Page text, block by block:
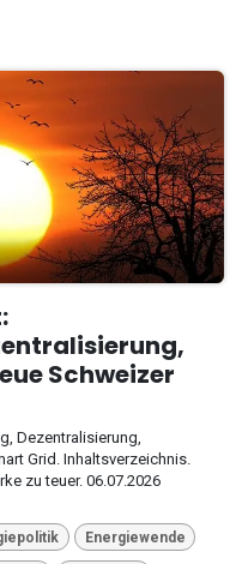
Schweizer
Dezentralisierung,
Grid. Inhaltsverzeichnis.
zu teuer. 06.07.2026
Energiewende